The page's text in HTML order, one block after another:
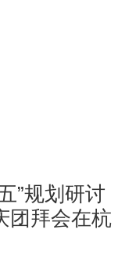
”规划研讨
团拜会在杭